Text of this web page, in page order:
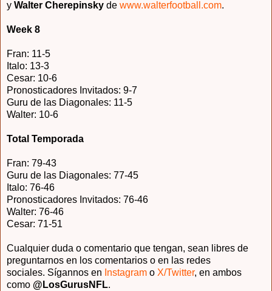
y Walter Cherepinsky de www.walterfootball.com.
Week 8
Fran: 11-5
Italo: 13-3
Cesar: 10-6
Pronosticadores Invitados: 9-7
Guru de las Diagonales: 11-5
Walter: 10-6
Total Temporada
Fran: 79-43
Guru de las Diagonales: 77-45
Italo: 76-46
Pronosticadores Invitados: 76-46
Walter: 76-46
Cesar: 71-51
Cualquier duda o comentario que tengan, sean libres de
preguntarnos en los comentarios o en las redes
sociales. Sígannos en Instagram o X/Twitter, en ambos
como @LosGurusNFL.